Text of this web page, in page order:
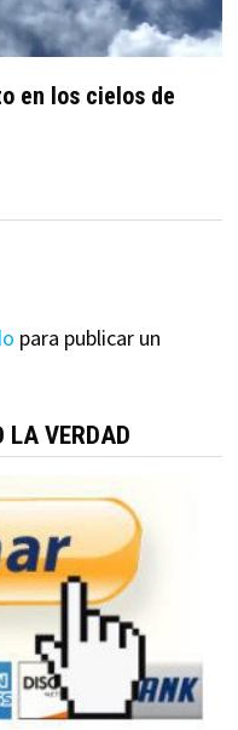
en los cielos de
para publicar un
LA VERDAD